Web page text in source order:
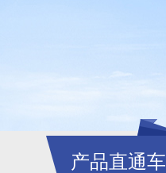
产品直通车